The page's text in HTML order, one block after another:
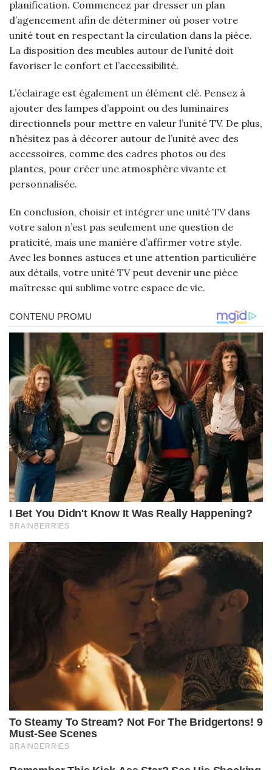
planification. Commencez par dresser un plan
d’agencement afin de déterminer où poser votre
unité tout en respectant la circulation dans la pièce.
La disposition des meubles autour de l’unité doit
favoriser le confort et l’accessibilité.
L’éclairage est également un élément clé. Pensez à
ajouter des lampes d’appoint ou des luminaires
directionnels pour mettre en valeur l’unité TV. De plus,
n’hésitez pas à décorer autour de l’unité avec des
accessoires, comme des cadres photos ou des
plantes, pour créer une atmosphère vivante et
personnalisée.
En conclusion, choisir et intégrer une unité TV dans
votre salon n’est pas seulement une question de
praticité, mais une manière d’affirmer votre style.
Avec les bonnes astuces et une attention particulière
aux détails, votre unité TV peut devenir une pièce
maîtresse qui sublime votre espace de vie.